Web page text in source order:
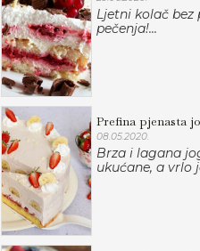
Ljetni kolač bez
pečenja!...
Prefina pjenasta
08.05.2020.
Brza i lagana
ukućane, a vrlo